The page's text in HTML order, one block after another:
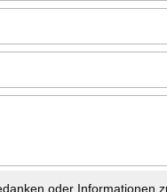
oder Informationen